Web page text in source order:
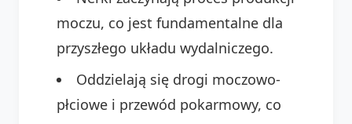
moczu, co jest fundamentalne dla
przyszłego układu wydalniczego.
Oddzielają się drogi moczowo-
płciowe i przewód pokarmowy, co